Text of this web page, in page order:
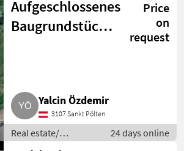
Aufgeschlossenes
Baugrundstück
Price
on
request
Yalcin Özdemir
3107 Sankt Pölten
Real estate/
properties / Lands
24 days online